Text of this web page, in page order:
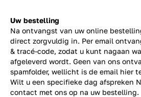
Uw bestelling
Na ontvangst van uw online
direct zorgvuldig in. Per email
& tracé-code, zodat u kunt nagaan
afgeleverd wordt. Geen van ons
spamfolder, wellicht is de email hier
Wilt u een specifieke dag afspreken
contact met ons op na uw bestelling.